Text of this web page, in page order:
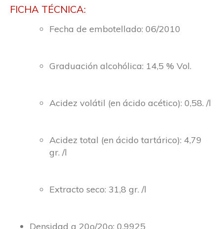
FICHA TÉCNICA:
Fecha de embotellado: 06/2010
Graduación alcohólica: 14,5 % Vol.
Acidez volátil (en ácido acético): 0,58. /l
Acidez total (en ácido tartárico): 4,79
gr. /l
Extracto seco: 31,8 gr. /l
Densidad a 20o/20o: 0,9925